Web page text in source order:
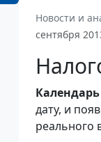
Новости и
сентября
Календарь
дату, и
реального